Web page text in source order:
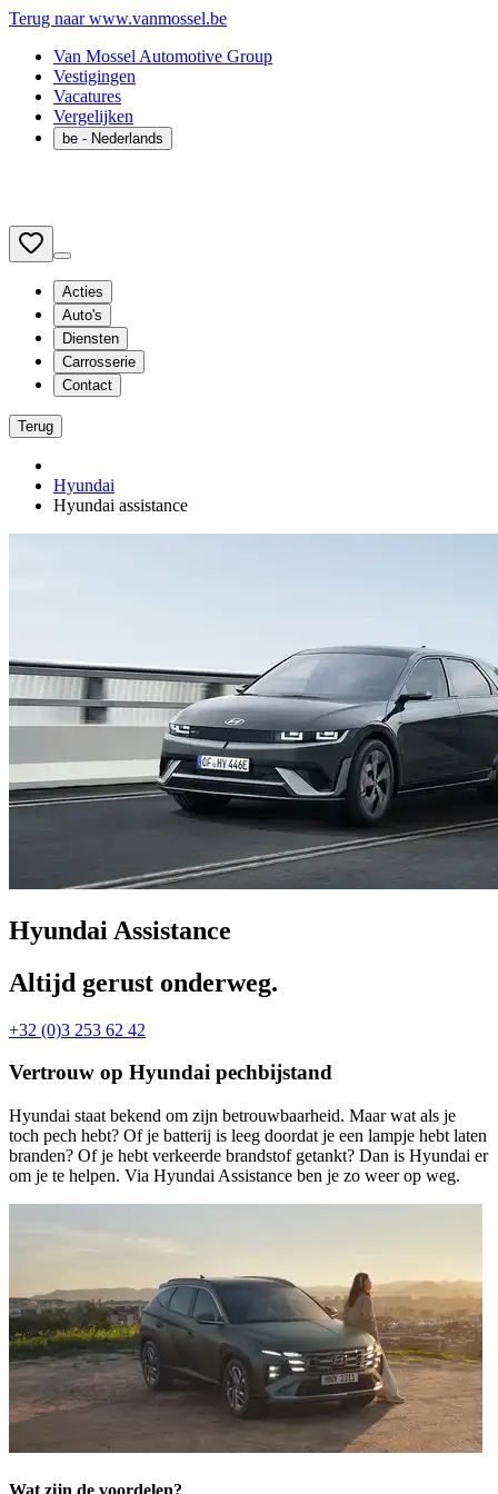
Terug naar www.vanmossel.be
Van Mossel Automotive Group
Vestigingen
Vacatures
Vergelijken
be - Nederlands
Acties
Auto's
Diensten
Carrosserie
Contact
Terug
Hyundai
Hyundai assistance
Hyundai Assistance
Altijd gerust onderweg.
+32 (0)3 253 62 42
Vertrouw op Hyundai pechbijstand
Hyundai staat bekend om zijn betrouwbaarheid. Maar wat als je
toch pech hebt? Of je batterij is leeg doordat je een lampje hebt laten
branden? Of je hebt verkeerde brandstof getankt? Dan is Hyundai er
om je te helpen. Via Hyundai Assistance ben je zo weer op weg.